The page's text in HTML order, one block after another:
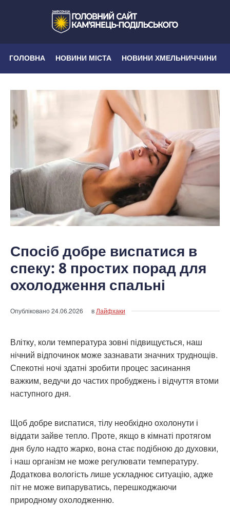
ГОЛОВНА НОВИНИ МІСТА НОВИНИ ХМЕЛЬНИЧЧИНИ
Спосіб добре виспатися в
спеку: 8 простих порад для
охолодження спальні
Опубліковано24.06.2026 в Лайфхаки
Влітку, коли температура зовні підвищується, наш
нічний відпочинок може зазнавати значних труднощів.
Спекотні ночі здатні зробити процес засинання
важким, ведучи до частих пробуджень і відчуття втоми
наступного дня.
Щоб добре виспатися, тілу необхідно охолонути і
віддати зайве тепло. Проте, якщо в кімнаті протягом
дня було надто жарко, вона стає подібною до духовки,
і наш організм не може регулювати температуру.
Додаткова вологість лише ускладнює ситуацію, адже
піт не може випаруватись, перешкоджаючи
природному охолодженню.